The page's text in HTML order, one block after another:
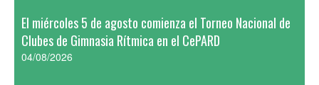
El miércoles 5 de agosto comienza el Torneo Nacional de
Clubes de Gimnasia Rítmica en el CePARD
04/08/2026